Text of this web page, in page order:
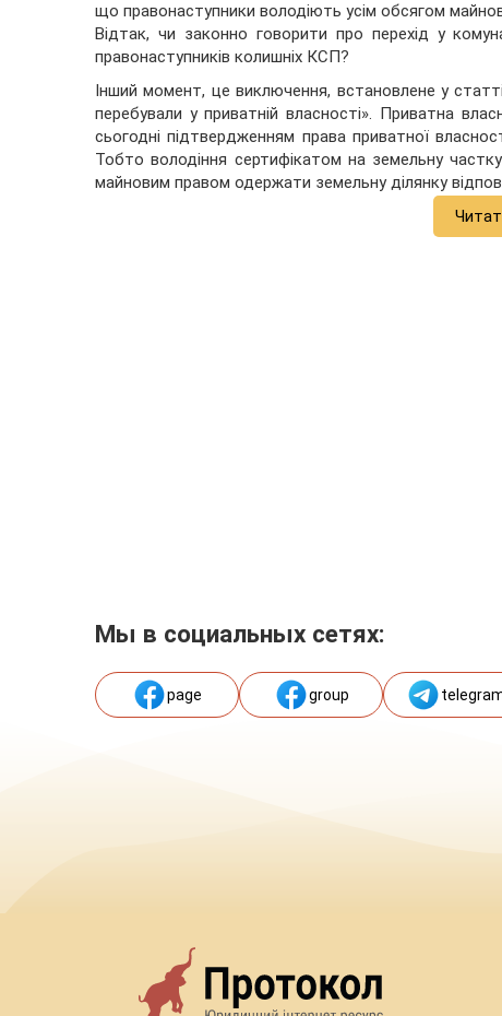
що правонаступники володіють усім обсягом
Відтак, чи законно говорити про перехід у
правонаступників колишніх КСП?
Інший момент, це виключення, встановлене у
перебували у приватній власності». Приватна
сьогодні підтвердженням права приватної
Тобто володіння сертифікатом на земельну
майновим правом одержати земельну ділянку
Мы в социальных сетях:
page group